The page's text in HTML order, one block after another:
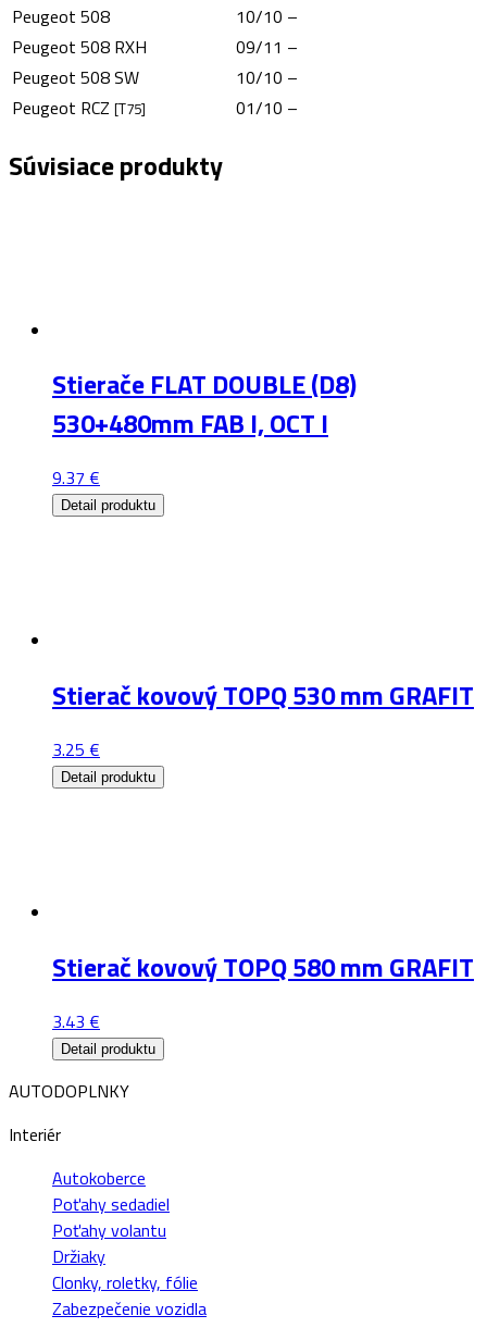
Peugeot 508
10/10 –
Peugeot 508 RXH
09/11 –
Peugeot 508 SW
10/10 –
Peugeot RCZ [T75] 01/10 –
Súvisiace produkty
Stierače FLAT DOUBLE (D8)
530+480mm FAB I, OCT I
9.37 €
Detail produktu
Stierač kovový TOPQ 530 mm GRAFIT
3.25 €
Detail produktu
Stierač kovový TOPQ 580 mm GRAFIT
3.43 €
Detail produktu
AUTODOPLNKY
Interiér
Autokoberce
Poťahy sedadiel
Poťahy volantu
Držiaky
Clonky, roletky, fólie
Zabezpečenie vozidla